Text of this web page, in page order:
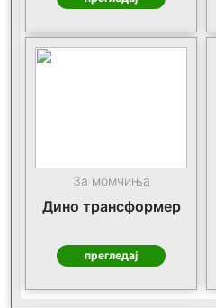
За момчиња
Дино трансформер
прегледај